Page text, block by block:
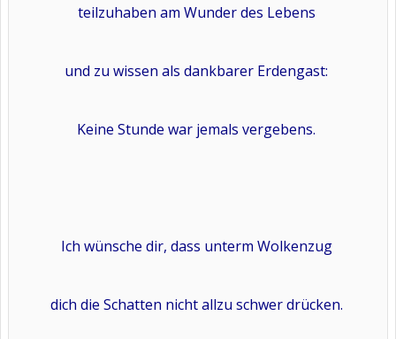
teilzuhaben am Wunder des Lebens
und zu wissen als dankbarer Erdengast:
Keine Stunde war jemals vergebens.
Ich wünsche dir, dass unterm Wolkenzug
dich die Schatten nicht allzu schwer drücken.